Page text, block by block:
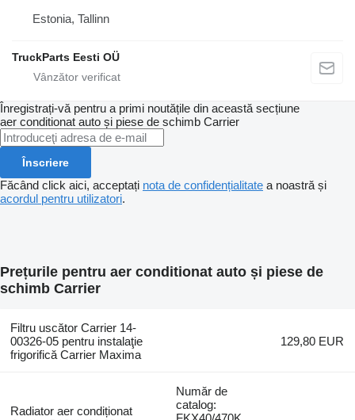
Estonia, Tallinn
TruckParts Eesti OÜ
Înregistrați-vă pentru a primi noutățile din această secțiune
aer conditionat auto și piese de schimb Carrier
Înscriere
Făcând click aici, acceptați nota de confidențialitate a noastră și
acordul pentru utilizatori.
Prețurile pentru aer conditionat auto și piese de
schimb Carrier
Filtru uscător Carrier 14-
00326-05 pentru instalaţie
frigorifică Carrier Maxima
129,80 EUR
Radiator aer condiționat
Număr de
catalog: